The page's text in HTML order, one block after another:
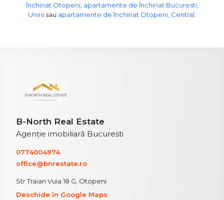
închiriat Otopeni, apartamente de închiriat Bucuresti,
Unirii sau apartamente de închiriat Otopeni, Central
B-North Real Estate
Agenție imobiliară Bucuresti
0774004974
office@bnrestate.ro
Str Traian Vuia 18 G, Otopeni
Deschide în Google Maps